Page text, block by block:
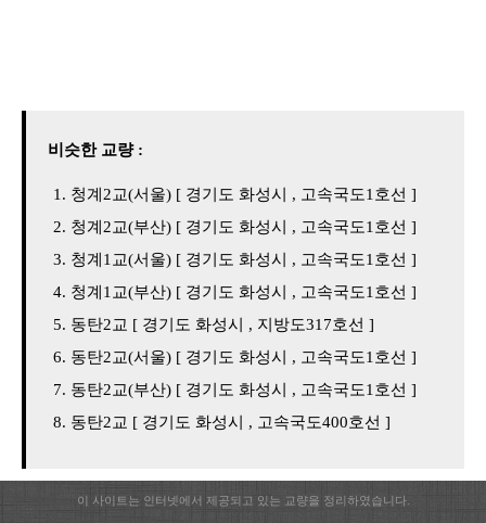
비슷한 교량 :
청계2교(서울) [ 경기도 화성시 , 고속국도1호선 ]
청계2교(부산) [ 경기도 화성시 , 고속국도1호선 ]
청계1교(서울) [ 경기도 화성시 , 고속국도1호선 ]
청계1교(부산) [ 경기도 화성시 , 고속국도1호선 ]
동탄2교 [ 경기도 화성시 , 지방도317호선 ]
동탄2교(서울) [ 경기도 화성시 , 고속국도1호선 ]
동탄2교(부산) [ 경기도 화성시 , 고속국도1호선 ]
동탄2교 [ 경기도 화성시 , 고속국도400호선 ]
이 사이트는 인터넷에서 제공되고 있는 교량을 정리하였습니다.